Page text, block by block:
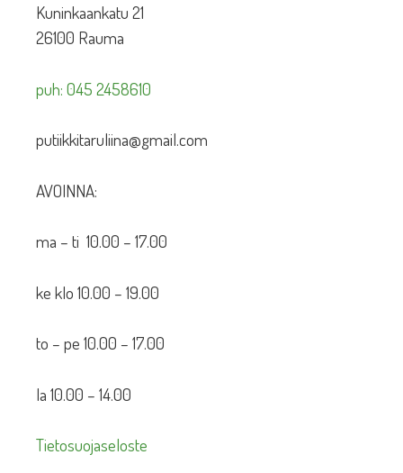
Kuninkaankatu 21
26100 Rauma
puh: 045 2458610
putiikkitaruliina@gmail.com
AVOINNA:
ma – ti 10.00 – 17.00
ke klo 10.00 – 19.00
to – pe 10.00 – 17.00
la 10.00 – 14.00
Tietosuojaseloste